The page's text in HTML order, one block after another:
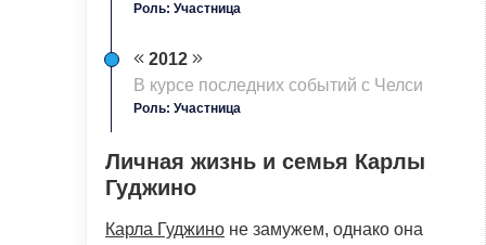
Роль: Участница
2012
B кyрсе последних событий с Челси
Роль: Участница
Личная жизнь и семья Карлы
Гуджино
Карла Гуджино не замужем, однако она